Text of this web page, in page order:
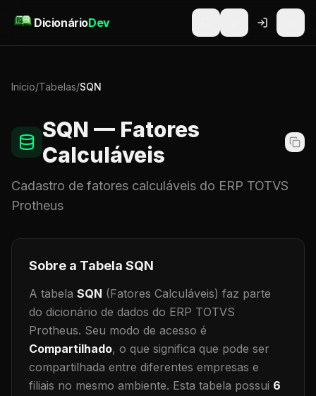
DicionárioDev
Início/Tabelas/SQN
SQN — Fatores
Calculáveis
Cadastro de fatores calculáveis do ERP TOTVS
Protheus
Sobre a Tabela SQN
A tabela SQN (Fatores Calculáveis) faz parte
do dicionário de dados do ERP TOTVS
Protheus. Seu modo de acesso é
Compartilhado, o que significa que pode ser
compartilhada entre diferentes empresas e
filiais no mesmo ambiente. Esta tabela possui 6